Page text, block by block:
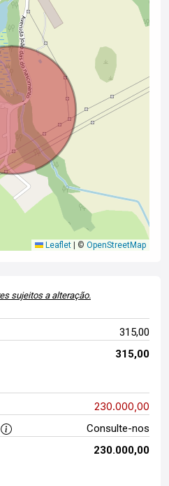
Leaflet © OpenStreetMap
sujeitos a alteração.
315,00
315,00
230.000,00
Consulte-nos
230.000,00